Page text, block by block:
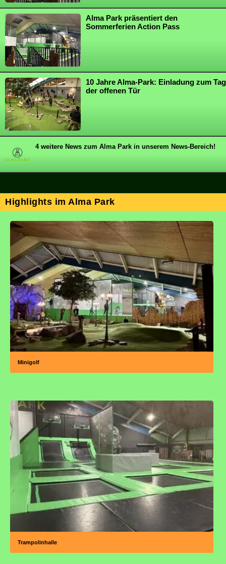
Alma Park präsentiert den
Sommerferien Action Pass
10 Jahre Alma-Park: Einladung zum Tag
der offenen Tür
4 weitere News zum Alma Park in unserem News-Bereich!
Highlights im Alma Park
Minigolf
Trampolinhalle